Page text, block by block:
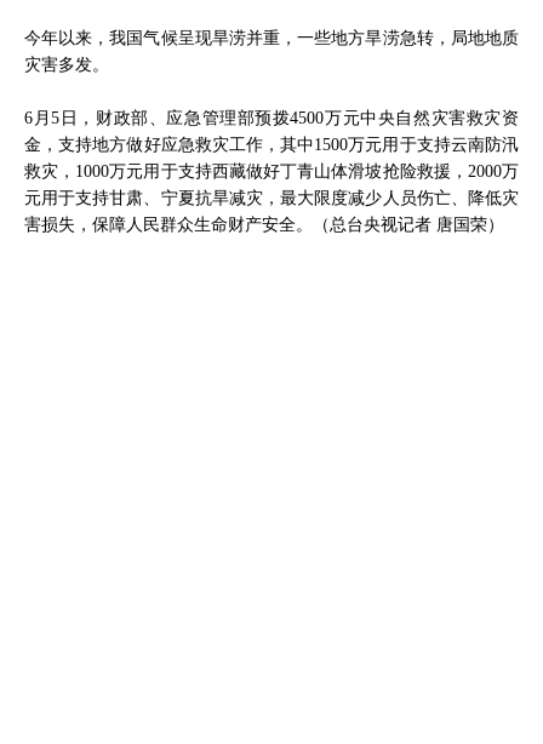
今年以来，我国气候呈现旱涝并重，一些地方旱涝急转，局地地质
灾害多发。
6月5日，财政部、应急管理部预拨4500万元中央自然灾害救灾资
金，支持地方做好应急救灾工作，其中1500万元用于支持云南防汛
救灾，1000万元用于支持西藏做好丁青山体滑坡抢险救援，2000万
元用于支持甘肃、宁夏抗旱减灾，最大限度减少人员伤亡、降低灾
害损失，保障人民群众生命财产安全。（总台央视记者 唐国荣）